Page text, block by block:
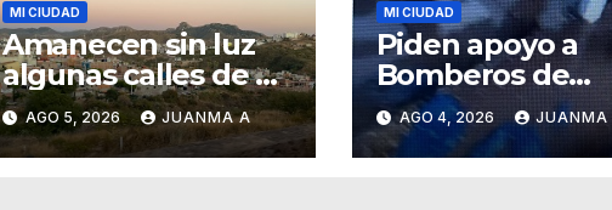
MI CIUDAD
Amanecen sin luz
algunas calles de Ex
Hacienda Santa
Teresa
AGO 5, 2026 JUANMA A
MI CIUDAD
Piden apoyo a
Bomberos de
Guanajuato y no
acuden en
de capitalinos
AGO 4, 2026 JUANMA